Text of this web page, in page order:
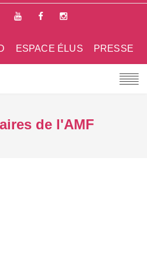
PRESSE
ESPACE ÉLUS
de l'AMF